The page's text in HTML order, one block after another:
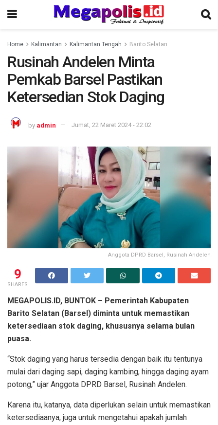
Home Kalimantan Kalimantan Tengah Barito Selatan
Rusinah Andelen Minta
Pemkab Barsel Pastikan
Ketersedian Stok Daging
by admin Jumat, 22 Maret 2024 - 22:02
Anggota DPRD Barsel, Rusinah Andelen
9
SHARES
MEGAPOLIS.ID, BUNTOK – Pemerintah Kabupaten
Barito Selatan (Barsel) diminta untuk memastikan
ketersediaan stok daging, khususnya selama bulan
puasa.
“Stok daging yang harus tersedia dengan baik itu tentunya
mulai dari daging sapi, daging kambing, hingga daging ayam
potong,” ujar Anggota DPRD Barsel, Rusinah Andelen.
Karena itu, katanya, data diperlukan selain untuk memastikan
ketersediaanya, juga untuk mengetahui apakah jumlah